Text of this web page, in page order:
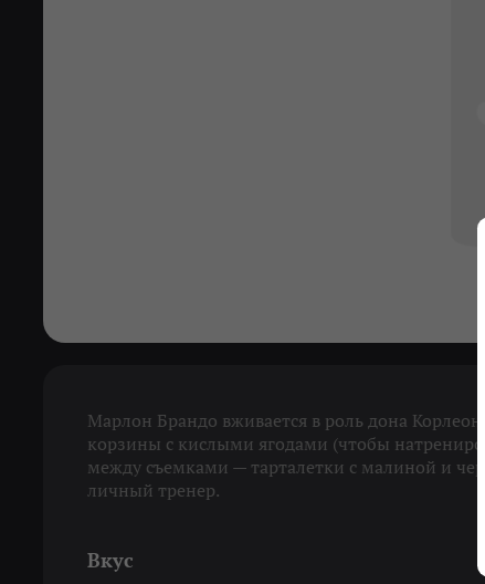
Марлон Брандо вживается в роль дона
корзины с кислыми ягодами (чтобы
между съемками — тарталетки с малиной и
личный тренер.
Вкус